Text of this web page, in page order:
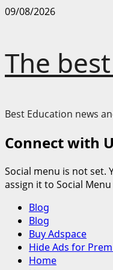
Skip
09/08/2026
The
Best Education news
Connect with
Social menu is not set.
assign it to Social
Primary
Menu
Blog
Blog
Buy Adspace
Hide Ads for
Home